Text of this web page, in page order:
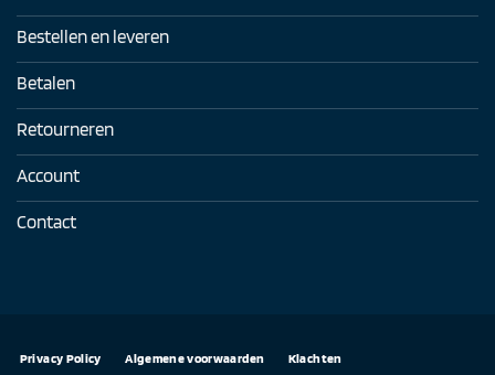
Bestellen en leveren
Betalen
Retourneren
Account
Contact
Privacy Policy Algemene voorwaarden Klachten